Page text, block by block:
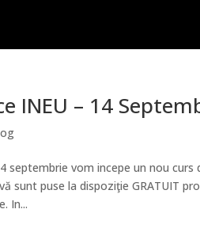
INEU – 14
septembrie vom incepe un nou curs
sunt puse la dispoziţie GRATUIT
In...